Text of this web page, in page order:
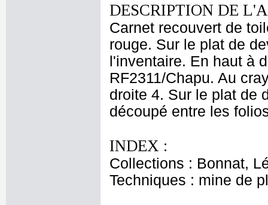
DESCRIPTION DE
Carnet recouvert de
rouge. Sur le plat de
l'inventaire. En haut à
RF2311/Chapu. Au
droite 4. Sur le plat de
découpé entre les
INDEX :
Collections : Bonnat,
Techniques : mine de